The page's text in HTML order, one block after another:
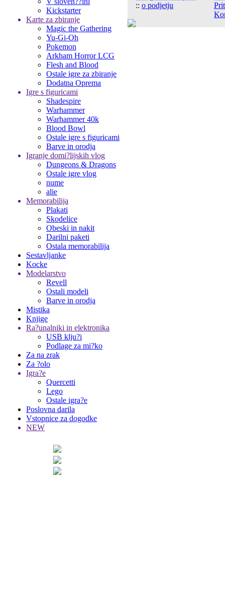
Kickstarter
Karte za zbiranje
Magic the Gathering
Yu-Gi-Oh
Pokemon
Arkham Horror LCG
Flesh and Blood
Ostale igre za zbiranje
Dodatna Oprema
Igre s figuricami
Shadespire
Warhammer
Warhammer 40k
Blood Bowl
Ostale igre s figuricami
Barve in orodja
Igranje domi?lijskih vlog
Dungeons & Dragons
Ostale igre vlog
nume
alie
Memorabilija
Plakati
Skodelice
Obeski in nakit
Darilni paketi
Ostala memorabilija
Sestavljanke
Kocke
Modelarstvo
Revell
Ostali modeli
Barve in orodja
Mistika
Knjige
Ra?unalniki in elektronika
USB klju?i
Podlage za mi?ko
Za na zrak
Za ?olo
Igra?e
Quercetti
Lego
Ostale igra?e
Poslovna darila
Vstopnice za dogodke
NEW
:: o podjetju